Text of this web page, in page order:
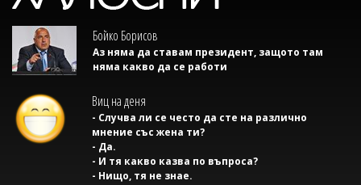
Бойко Борисов
Аз няма да ставам президент, защото там
няма какво да се работи
Виц на деня
- Случва ли се често да сте на различно
мнение със жена ти?
- Да.
- И тя какво казва по въпроса?
- Нищо, тя не знае.